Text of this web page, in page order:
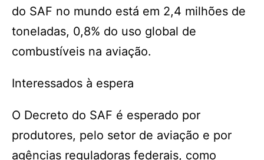
do SAF no mundo está em 2,4 milhões de
toneladas, 0,8% do uso global de
combustíveis na aviação.
Interessados à espera
O Decreto do SAF é esperado por
produtores, pelo setor de aviação e por
agências reguladoras federais, como